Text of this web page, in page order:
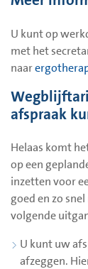
U kunt op
met het
naar
afspraak
Helaas komt
op een
inzetten voor
goed en zo
volgende
U kunt uw
afzeggen.